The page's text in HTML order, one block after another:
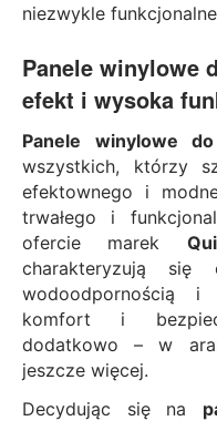
niezwykle
Panele winylowe
efekt i wysoka
Panele winylowe
wszystkich, którzy
efektownego i
trwałego i
ofercie marek
charakteryzują się
wodoodpornością i
komfort i
dodatkowo – w
jeszcze więcej.
Decydując się na